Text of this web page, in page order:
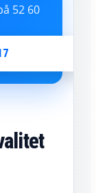
52 60